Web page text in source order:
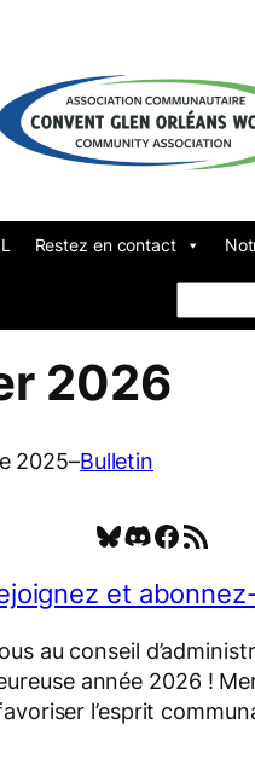
Restez en contact
2026
2025–Bulletin
Bluesky Discord Facebook Flux RSS
et
au conseil
année 2026 !
l’esprit